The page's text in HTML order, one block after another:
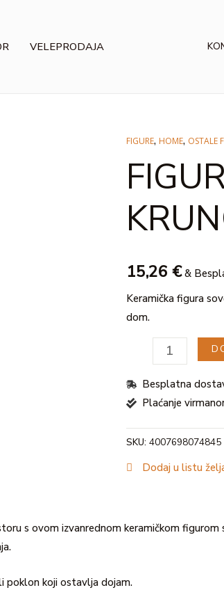
VELEPRODAJA
FIGURE, HOME, OSTALE
15,26€ &
Keramička figura
dom.
FIGURA,
SOVA
S
količina
Besplatna
Plaćanje
SKU:4007698074845
Dodaj u listu
s ovom izvanrednom keramičkom figurom
poklon koji ostavlja dojam.